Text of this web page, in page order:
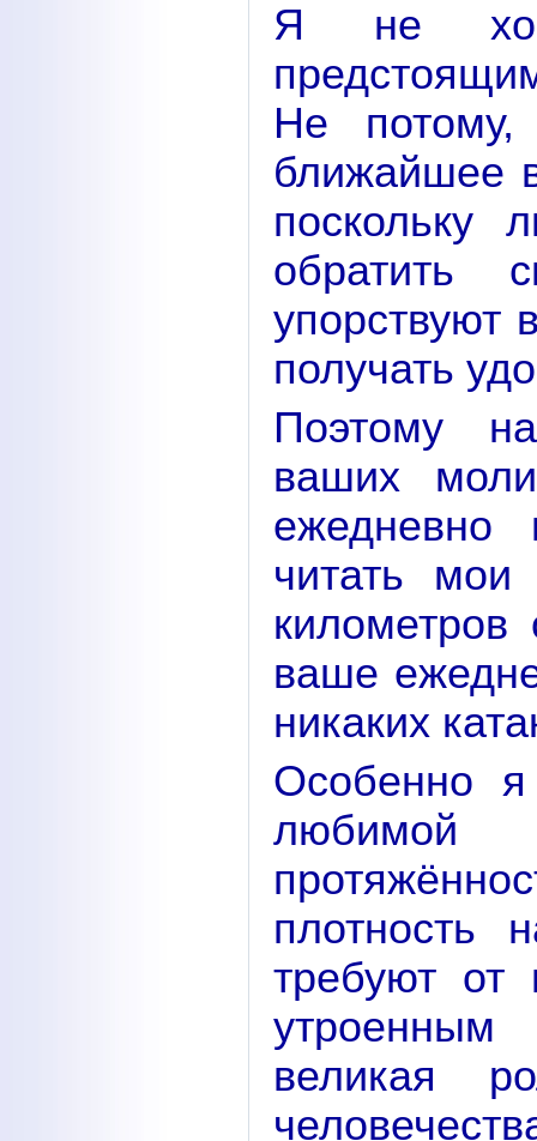
Я не
Не
ближайшее
поскольку
упорствуют
получать
Поэтому
ваших
ежедневно
читать
километров
ваше
никаких
Особенно
любимой
плотность
требуют
утроенным
великая